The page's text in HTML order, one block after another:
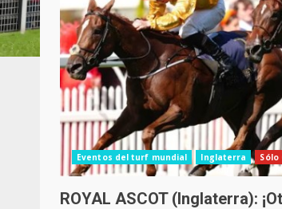
Eventos del turf mundial Inglaterra Sólo
ROYAL ASCOT (Inglaterra):